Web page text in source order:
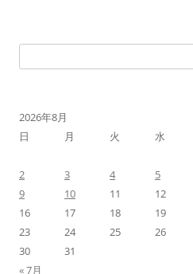
索:
2026年8月
日
月 火 水
2
3 4 5
9
10 11 12
16
17 18 19
23
24 25 26
30
31
« 7月